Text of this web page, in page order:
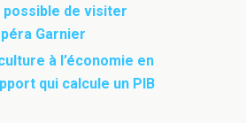
de visiter
Garnier
à l’économie en
qui calcule un PIB